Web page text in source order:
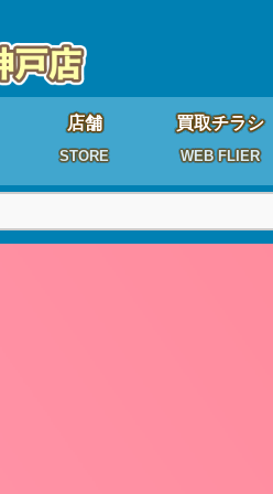
店舗
STORE
買取チラシ
WEB FLIER